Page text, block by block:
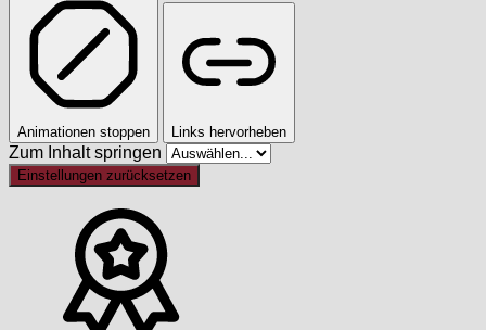
Animationen stoppen Links hervorheben
Zum Inhalt springen
Einstellungen zurücksetzen